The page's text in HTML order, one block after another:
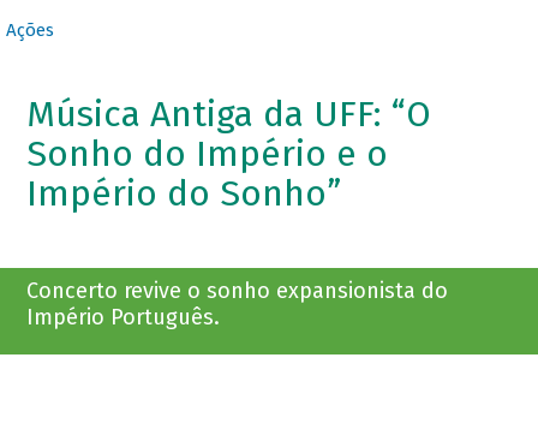
Ações
Música Antiga da UFF: “O
Sonho do Império e o
Império do Sonho”
Concerto revive o sonho expansionista do
Império Português.